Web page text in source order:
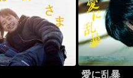
愛に乱暴